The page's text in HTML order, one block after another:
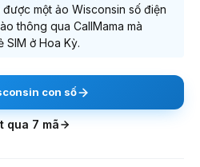
được một ảo Wisconsin số điện
thông qua CallMama mà
ở Hoa Kỳ.
con số
qua 7 mã